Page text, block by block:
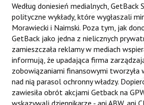
Według doniesień medialnych, GetBack
polityczne wykłady, które wygłaszali
Morawiecki i Naimski. Poza tym, jak
GetBack jako jedna z nielicznych
zamieszczała reklamy w mediach
informują, że upadająca firma
zobowiązaniami finansowymi tworzyła
nad nią parasol ochronny władzy.
zawiesiła obrót akcjami Getback na
wskazywali dziennikarze - ani ABW, ani